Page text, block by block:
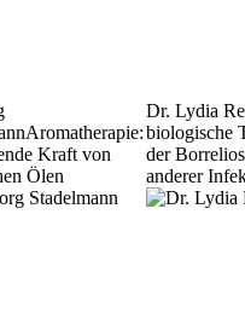
Aromatherapie:
Kraft von
Ölen
Dr. Lydia
biologische
der
anderer